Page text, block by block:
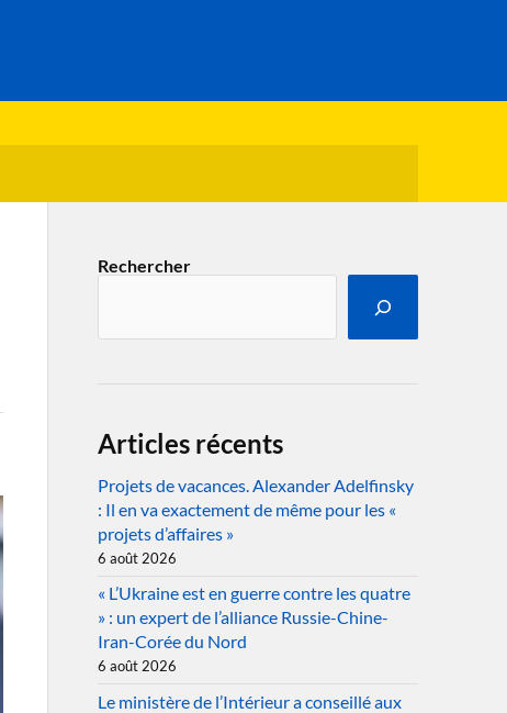
Rechercher
Articles récents
Projets de vacances. Alexander Adelfinsky
: Il en va exactement de même pour les «
projets d’affaires »
6 août 2026
« L’Ukraine est en guerre contre les quatre
» : un expert de l’alliance Russie-Chine-
Iran-Corée du Nord
6 août 2026
Le ministère de l’Intérieur a conseillé aux